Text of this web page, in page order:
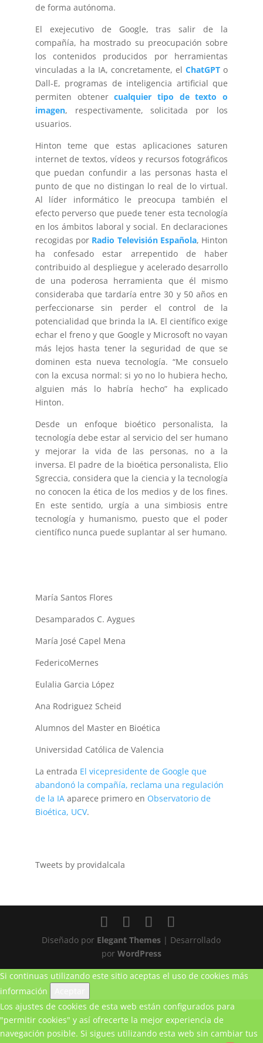
de forma autónoma.
El exejecutivo de Google, tras salir de la
compañía, ha mostrado su preocupación sobre
los contenidos producidos por herramientas
vinculadas a la IA, concretamente, elChatGPT o
Dall-E, programas de inteligencia artificial que
permiten obtenercualquier tipo de texto o
imagen, respectivamente, solicitada por los
usuarios.
Hinton teme que estas aplicaciones saturen
internet de textos, vídeos y recursos fotográficos
que puedan confundir a las personas hasta el
punto de que no distingan lo real de lo virtual.
Al líder informático le preocupa también el
efecto perverso que puede tener esta tecnología
en los ámbitos laboral y social. En declaraciones
recogidas por Radio Televisión Española, Hinton
ha confesado estar arrepentido de haber
contribuido al despliegue y acelerado desarrollo
de una poderosa herramienta que él mismo
consideraba que tardaría entre 30 y 50 años en
perfeccionarse sin perder el control de la
potencialidad que brinda la IA. El científico exige
echar el freno y que Google y Microsoft no vayan
más lejos hasta tener la seguridad de que se
dominen esta nueva tecnología. “Me consuelo
con la excusa normal: si yo no lo hubiera hecho,
alguien más lo habría hecho” ha explicado
Hinton.
Desde un enfoque bioético personalista, la
tecnología debe estar al servicio del ser humano
y mejorar la vida de las personas, no a la
inversa. El padre de la bioética personalista, Elio
Sgreccia, considera que la ciencia y la tecnología
no conocen la ética de los medios y de los fines.
En este sentido, urgía a una simbiosis entre
tecnología y humanismo, puesto que el poder
científico nunca puede suplantar al ser humano.
María Santos Flores
Desamparados C. Aygues
María José Capel Mena
FedericoMernes
Eulalia Garcia López
Ana Rodriguez Scheid
Alumnos del Master en Bioética
Universidad Católica de Valencia
La entrada El vicepresidente de Google que
abandonó la compañía, reclama una regulación
de la IAaparece primero en Observatorio de
Bioética, UCV.
Tweets by providalcala
Diseñado por Elegant Themes | Desarrollado
por WordPress
Si continuas utilizando este sitio aceptas el uso de cookies más
información
Los ajustes de cookies de esta web están configurados para
"permitir cookies" y así ofrecerte la mejor experiencia de
navegación posible. Si sigues utilizando esta web sin cambiar tus